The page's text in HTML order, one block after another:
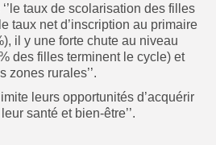
taux de scolarisation des filles
taux net d’inscription au primaire
il y une forte chute au niveau
des filles terminent le cycle) et
zones rurales’’.
leurs opportunités d’acquérir
santé et bien-être’’.